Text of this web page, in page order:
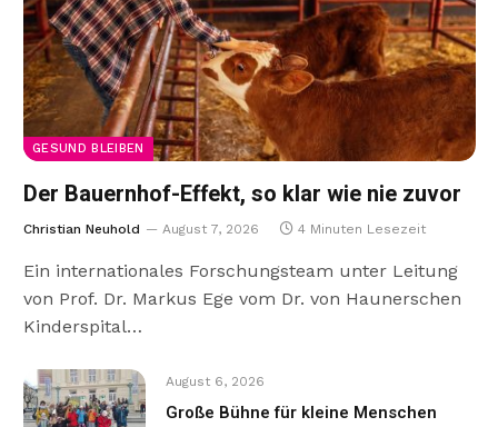
GESUND BLEIBEN
Der Bauernhof-Effekt, so klar wie nie zuvor
Christian Neuhold August 7, 2026 4 Minuten Lesezeit
Ein internationales Forschungsteam unter Leitung
von Prof. Dr. Markus Ege vom Dr. von Haunerschen
Kinderspital…
August 6, 2026
Große Bühne für kleine Menschen